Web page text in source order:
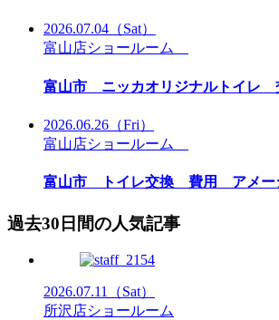
2026.07.04 （Sat）
富山店ショールーム
富山市 ニッカオリジナルトイレ
2026.06.26 （Fri）
富山店ショールーム
富山市 トイレ交換 費用 アメー
過去30日間の人気記事
2026.07.11
（Sat）
所沢店ショールーム